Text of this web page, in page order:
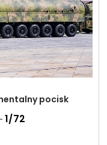
pocisk
1/72